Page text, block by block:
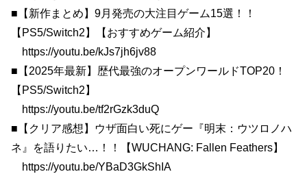
■【新作まとめ】9月発売の大注目ゲーム15選！！
【PS5/Switch2】【おすすめゲーム紹介】
https://youtu.be/kJs7jh6jv88
■【2025年最新】歴代最強のオープンワールドTOP20！
【PS5/Switch2】
https://youtu.be/tf2rGzk3duQ
■【クリア感想】ウザ面白い死にゲー『明末：ウツロノハ
ネ』を語りたい…！！【WUCHANG: Fallen Feathers】
https://youtu.be/YBaD3GkShIA